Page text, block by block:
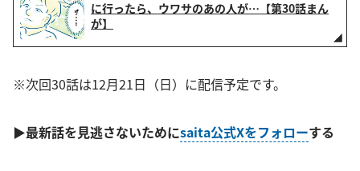
に行ったら、ウワサのあの人が…【第30話まん
が】
※次回30話は12月21日（日）に配信予定です。
▶最新話を見逃さないためにsaita公式Xをフォローする